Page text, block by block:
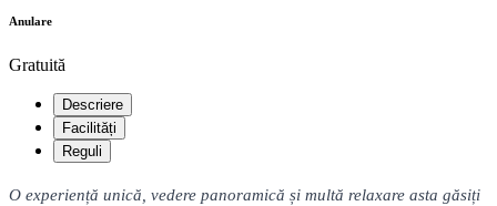
Anulare
Gratuită
Descriere
Facilități
Reguli
O experiență unică, vedere panoramică și multă relaxare asta găsiți